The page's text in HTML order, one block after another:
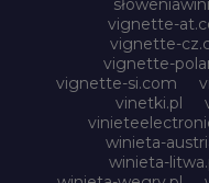
vignette-
vignette-
vignette-
vignette-si.com
vinetki.pl
winieta-
winieta-